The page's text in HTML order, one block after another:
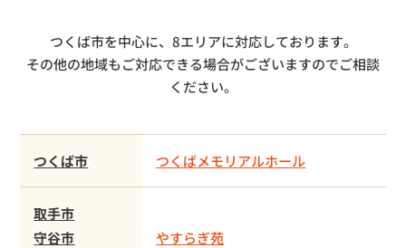
つくば市を中心に、8エリアに対応しております。
その他の地域もご対応できる場合がございますのでご相談
ください。
つくば市 つくばメモリアルホール
取手市
守谷市
やすらぎ苑